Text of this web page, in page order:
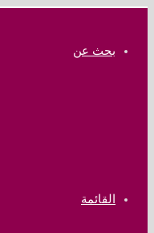
بحث عن
القائمة